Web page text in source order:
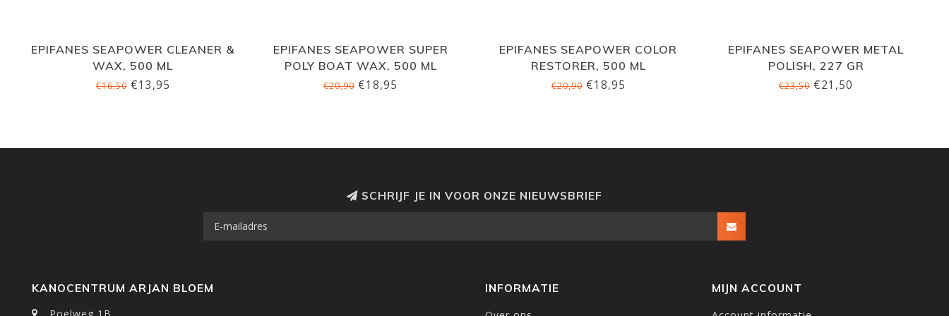
EPIFANES SEAPOWER CLEANER &
WAX, 500 ML
€16,50€13,95
EPIFANES SEAPOWER SUPER
POLY BOAT WAX, 500 ML
€20,90€18,95
EPIFANES SEAPOWER COLOR
RESTORER, 500 ML
€20,90€18,95
EPIFANES SEAPOWER METAL
POLISH, 227 GR
€23,50€21,50
SCHRIJF JE IN VOOR ONZE NIEUWSBRIEF
KANOCENTRUM ARJAN BLOEM
Poelweg 1B
INFORMATIE
MIJN ACCOUNT